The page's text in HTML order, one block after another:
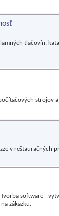
tlačovín,
strojov
v reštauračných
software -
zákazku.